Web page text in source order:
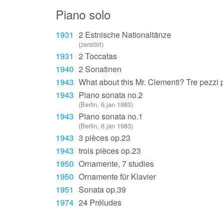
Piano solo
1931 2 Estnische Nationaltänze
(zerstört)
1931 2 Toccatas
1940 2 Sonatinen
1943 What about this Mr. Clementi? Tre pezzi
1943 Piano sonata no.2
(Berlin, 6.jan 1983)
1943 Piano sonata no.1
(Berlin, 6.jan 1983)
1943 3 pièces op.23
1943 trois pièces op.23
1950 Ornamente, 7 studies
1950 Ornamente für Klavier
1951
Sonata op.39
1974 24 Préludes